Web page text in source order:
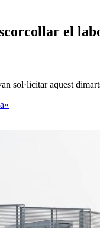
el
sol·licitar aquest